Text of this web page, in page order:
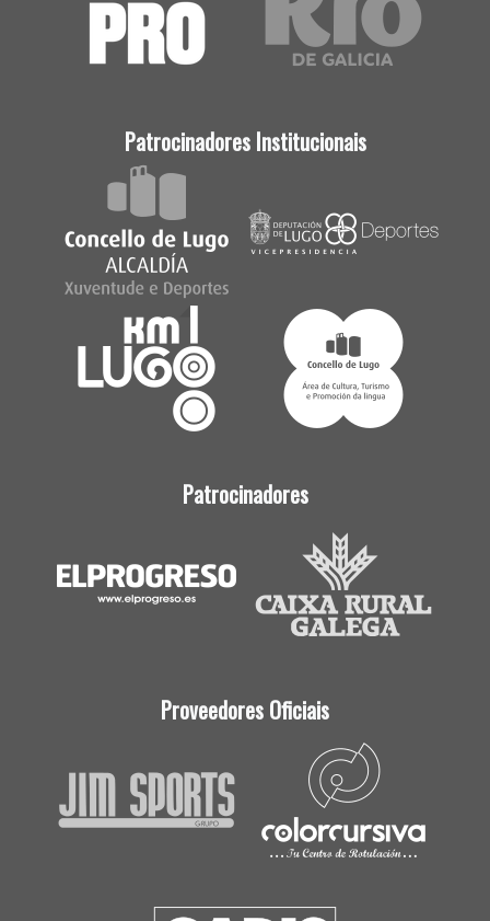
Patrocinadores Institucionais
Patrocinadores
Proveedores Oficiais